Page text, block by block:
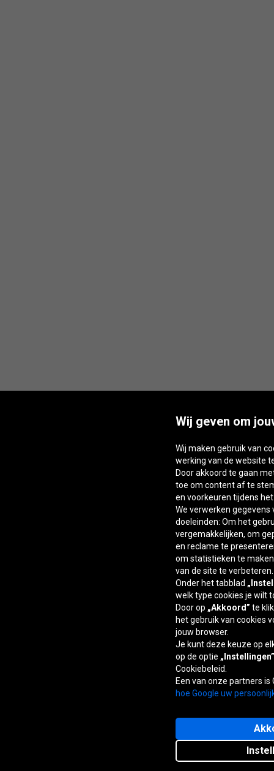
Wij geven om
Wij maken gebruik van
werking van de website
Door akkoord te gaan
toe om content af te
en voorkeuren tijdens
We verwerken gegevens
doeleinden: Om het
vergemakkelijken, om
en reclame te
om statistieken te
van de site te verbeteren.
Onder het tabblad
welk type cookies je wilt
Door op „Akkoord” te
het gebruik van cookies
jouw browser.
Je kunt deze keuze op
op de optie „Instellingen”
Cookiebeleid.
Een van onze partners is
hoe Google uw